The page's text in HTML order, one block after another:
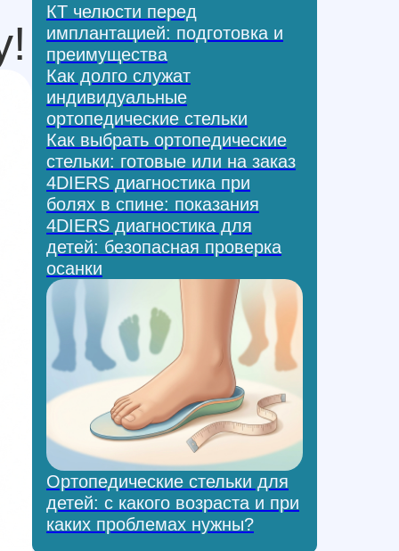
КТ челюсти перед
имплантацией: подготовка и
преимущества
Как долго служат
индивидуальные
ортопедические стельки
Как выбрать ортопедические
стельки: готовые или на заказ
4DIERS диагностика при
болях в спине: показания
4DIERS диагностика для
детей: безопасная проверка
осанки
Ортопедические стельки для
детей: с какого возраста и при
каких проблемах нужны?